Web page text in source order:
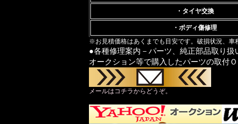
・タイヤ交換
・ボディ傷修理
※お見積価格はあくまでも目安です。破損状況、車
●各種修理案内－パーツ、純正部品取り扱
オークション等で購入したパーツの取付
メールはコチラからどうぞ。